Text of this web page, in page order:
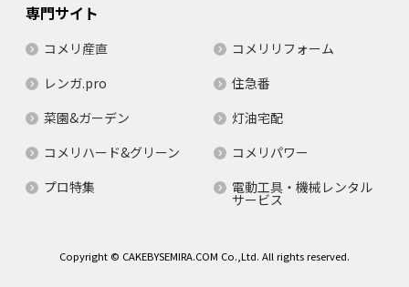
専門サイト
コメリ産直
コメリリフォーム
レンガ.pro
住急番
菜園&ガーデン
灯油宅配
コメリハード&グリーン
コメリパワー
プロ特集
電動工具・機械レンタル
サービス
Copyright © CAKEBYSEMIRA.COM Co.,Ltd. All rights reserved.